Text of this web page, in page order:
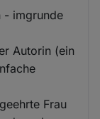
- imgrunde
Autorin (ein
Frau